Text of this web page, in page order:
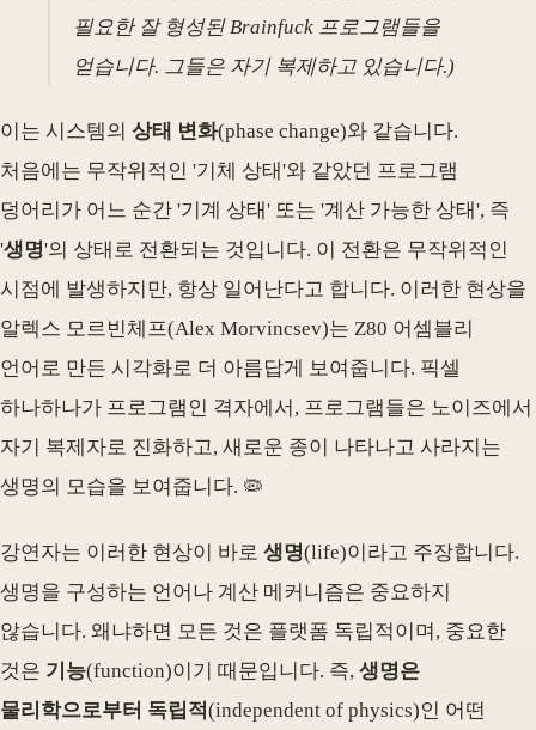
필요한 잘 형성된 Brainfuck 프로그램들을
얻습니다. 그들은 자기 복제하고 있습니다.)
이는 시스템의 상태 변화(phase change)와 같습니다.
처음에는 무작위적인 '기체 상태'와 같았던 프로그램
덩어리가 어느 순간 '기계 상태' 또는 '계산 가능한 상태', 즉
'생명'의 상태로 전환되는 것입니다. 이 전환은 무작위적인
시점에 발생하지만, 항상 일어난다고 합니다. 이러한 현상을
알렉스 모르빈체프(Alex Morvincsev)는 Z80 어셈블리
언어로 만든 시각화로 더 아름답게 보여줍니다. 픽셀
하나하나가 프로그램인 격자에서, 프로그램들은 노이즈에서
자기 복제자로 진화하고, 새로운 종이 나타나고 사라지는
생명의 모습을 보여줍니다. 🦠
강연자는 이러한 현상이 바로 생명(life)이라고 주장합니다.
생명을 구성하는 언어나 계산 메커니즘은 중요하지
않습니다. 왜냐하면 모든 것은 플랫폼 독립적이며, 중요한
것은 기능(function)이기 때문입니다. 즉, 생명은
물리학으로부터 독립적(independent of physics)인 어떤